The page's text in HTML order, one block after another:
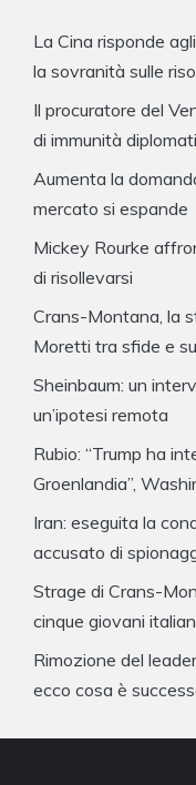
La Cina risponde
la sovranità sulle
Il procuratore del
di immunità
Aumenta la
mercato si espande
Mickey Rourke
di risollevarsi
Crans-Montana, la
Moretti tra sfide e
Sheinbaum: un
un’ipotesi remota
Rubio: “Trump ha
Groenlandia”,
Iran: eseguita la
accusato di
Strage di Crans-
cinque giovani
Rimozione del
ecco cosa è